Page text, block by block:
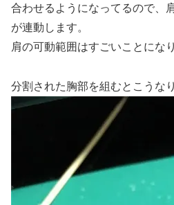
合わせるようになってるので、
が連動します。
肩の可動範囲はすごいことにな
分割された胸部を組むとこうな